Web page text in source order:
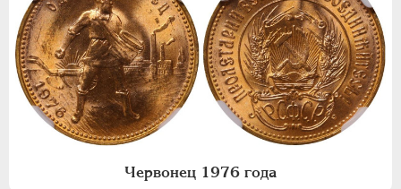
Червонец 1976 года